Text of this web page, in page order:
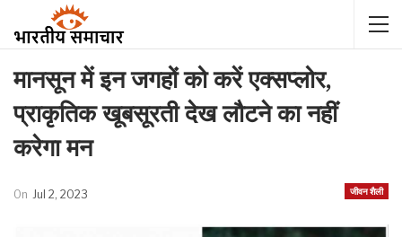
मानसून में इन जगहों को करें एक्सप्लोर,
प्राकृतिक खूबसूरती देख लौटने का नहीं
करेगा मन
जीवन शैली
On Jul 2, 2023